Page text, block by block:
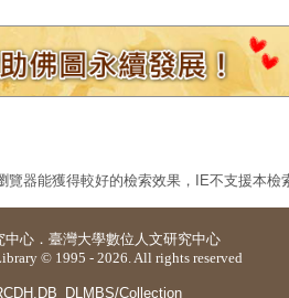
器能獲得較好的檢索效果，IE不支援本檢
中心 ． 臺灣大學數位人文研究中心
© 1995 - 2026. All rights reserved
Collection